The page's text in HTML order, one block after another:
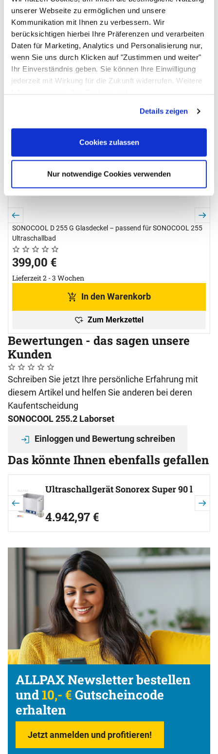
unserer Webseite zu ermöglichen und unsere
Kommunikation mit Ihnen zu verbessern. Wir
berücksichtigen hierbei Ihre Präferenzen und verarbeiten
Daten für Marketing, Analytics und Personalisierung nur,
wenn Sie uns durch Klicken auf "Zustimmen und weiter"
Ihr Einverständnis geben. Sie können Ihre Einwilligung
jederzeit mit Wirkung für die Zukunft widerrufen. Weitere
Details zeigen
Cookies zulassen
Nur notwendige Cookies verwenden
Lieferumfang
Ultraschallbad SC 255.2, Einhängekorb K 5 SC,
TICKOPUR TR 3 – 1 L, Bedienungsanleitung
Passendes Zubehör von ALLPAX
SONOCOOL D 255 G Glasdeckel – passend für SONOCOOL 255
Ultraschallbad
Noch keine Bewertungen abgegeben
0 Bewertungen
399,00 €
Lieferzeit 2 - 3 Wochen
In den Warenkorb
Zum Merkzettel
Bewertungen - das sagen unsere
Kunden
Noch keine Bewertungen abgegeben
0 Bewertungen
Schreiben Sie jetzt Ihre persönliche Erfahrung mit
diesem Artikel und helfen Sie anderen bei deren
Kaufentscheidung
SONOCOOL 255.2 Laborset
Einloggen und Bewertung schreiben
Das könnte Ihnen ebenfalls gefallen
Artikel überspringen
Ultraschallgerät Sonorex Super 90 l
4.942,97€
ALLPAX Newsletter bestellen
und10,- € Gutscheincode
erhalten
Jetzt anmelden und profitieren!